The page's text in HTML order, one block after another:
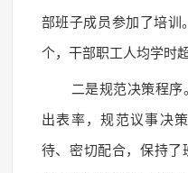
部班子成员参加了培训
个，干部职工人均学时
二是规范决策程
出表率，规范议事决
待、密切配合，保持了